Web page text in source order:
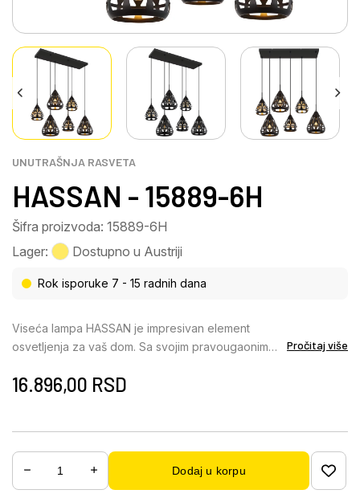
UNUTRAŠNJA RASVETA
HASSAN - 15889-6H
Šifra proizvoda: 15889-6H
Lager:
Dostupno u Austriji
Rok isporuke 7 - 15 radnih dana
Viseća lampa HASSAN je impresivan element
osvetljenja za vaš dom. Sa svojim pravougaonim
rešenje za različite prostorije. Okrugli abažuri su
daje moderan i elegantan dodir. Abažuri, takođe
napravljeni od mat crnog metala, savršeno se
usklađuju sa telom i omogućavaju svetlosti da
Pročitaj više
16.896,00 RSD
Dodaj u korpu